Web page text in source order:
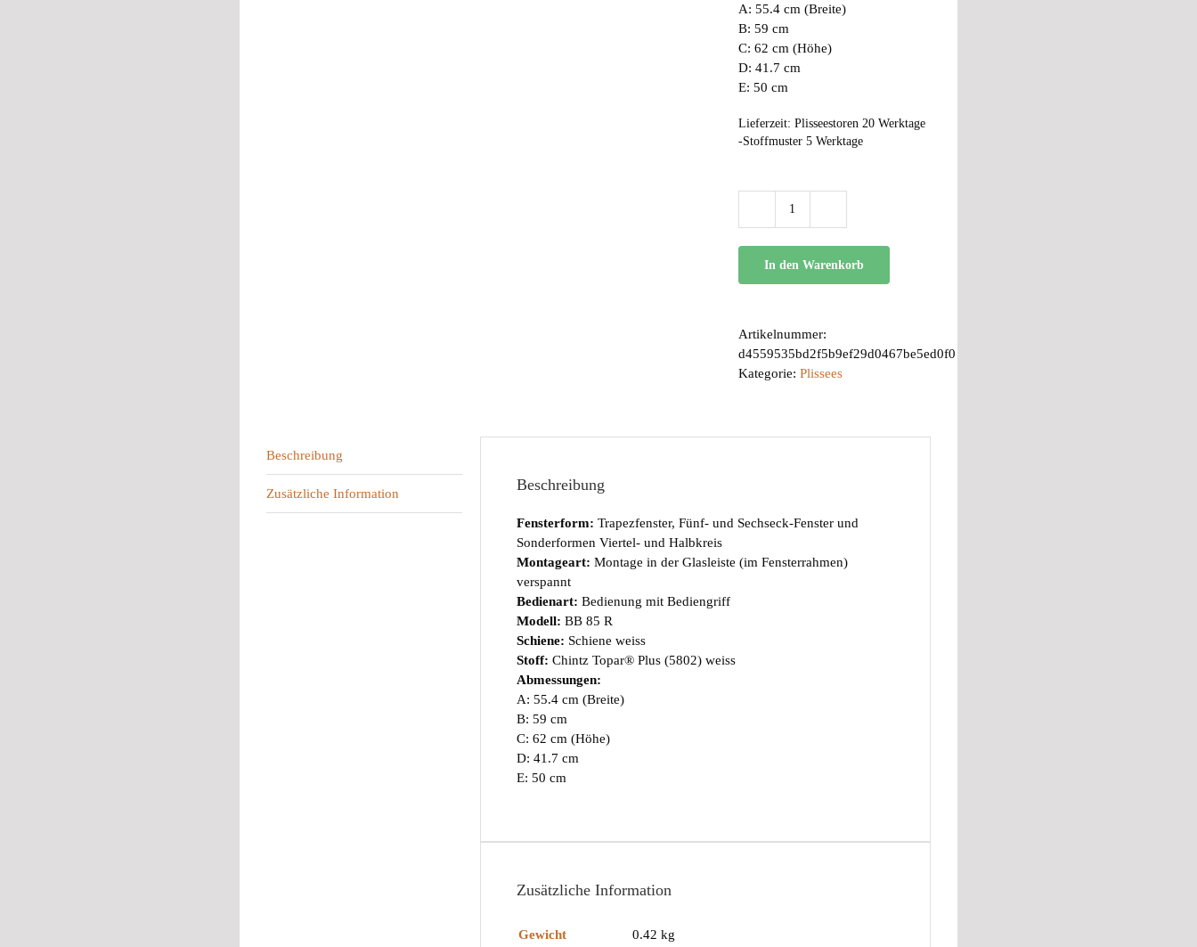
A: 55.4 cm (Breite)
B: 59 cm
C: 62 cm (Höhe)
D: 41.7 cm
E: 50 cm
Lieferzeit: Plisseestoren 20 Werktage
-Stoffmuster 5 Werktage
BB
In den Warenkorb
Artikelnummer:
d4559535bd2f5b9ef29d0467be5ed0f0
Kategorie: Plissees
Beschreibung
Zusätzliche Information Beschreibung
Fensterform: Trapezfenster, Fünf- und Sechseck-Fenster und
Sonderformen Viertel- und Halbkreis
Montageart: Montage in der Glasleiste (im Fensterrahmen)
verspannt
Bedienart: Bedienung mit Bediengriff
Modell: BB 85 R
Schiene: Schiene weiss
Stoff: Chintz Topar® Plus (5802) weiss
Abmessungen:
A: 55.4 cm (Breite)
B: 59 cm
C: 62 cm (Höhe)
D: 41.7 cm
E: 50 cm
Zusätzliche Information
Gewicht 0.42 kg